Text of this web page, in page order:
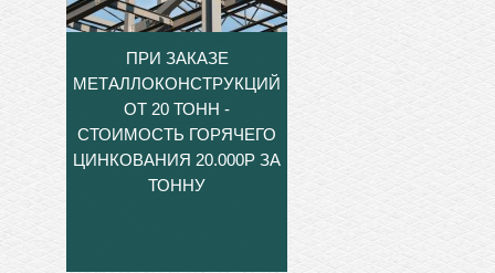
ПРИ ЗАКАЗЕ
МЕТАЛЛОКОНСТРУКЦИЙ
ОТ 20 ТОНН -
СТОИМОСТЬ ГОРЯЧЕГО
ЦИНКОВАНИЯ 20.000Р ЗА
ТОННУ